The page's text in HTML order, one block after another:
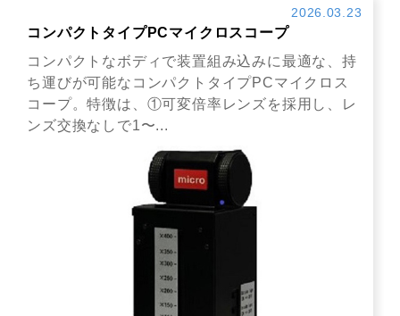
2026.03.23
コンパクトタイプPCマイクロスコープ
コンパクトなボディで装置組み込みに最適な、持
ち運びが可能なコンパクトタイプPCマイクロス
コープ。特徴は、①可変倍率レンズを採用し、レ
ンズ交換なしで1〜...